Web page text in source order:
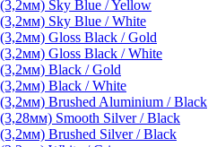
Sky Blue / Yellow
Sky Blue / White
Gloss Black / Gold
Gloss Black / White
Black / Gold
Black / White
Brushed Aluminium / Black
Smooth Silver / Black
Brushed Silver / Black